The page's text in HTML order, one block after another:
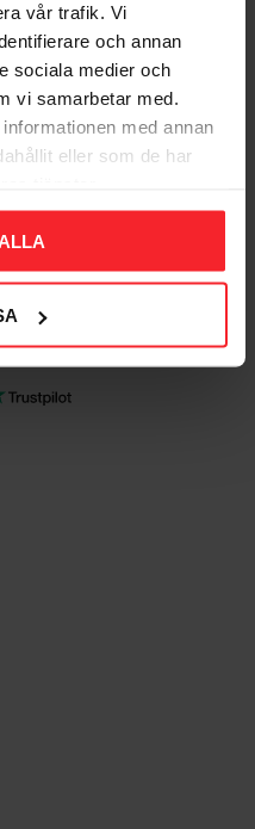
vår trafik. Vi
och annan
sociala medier och
vi samarbetar med.
med annan
eller som de har